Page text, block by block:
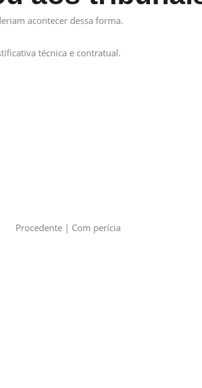
acontecer dessa forma.
técnica e contratual.
Procedente | Com perícia